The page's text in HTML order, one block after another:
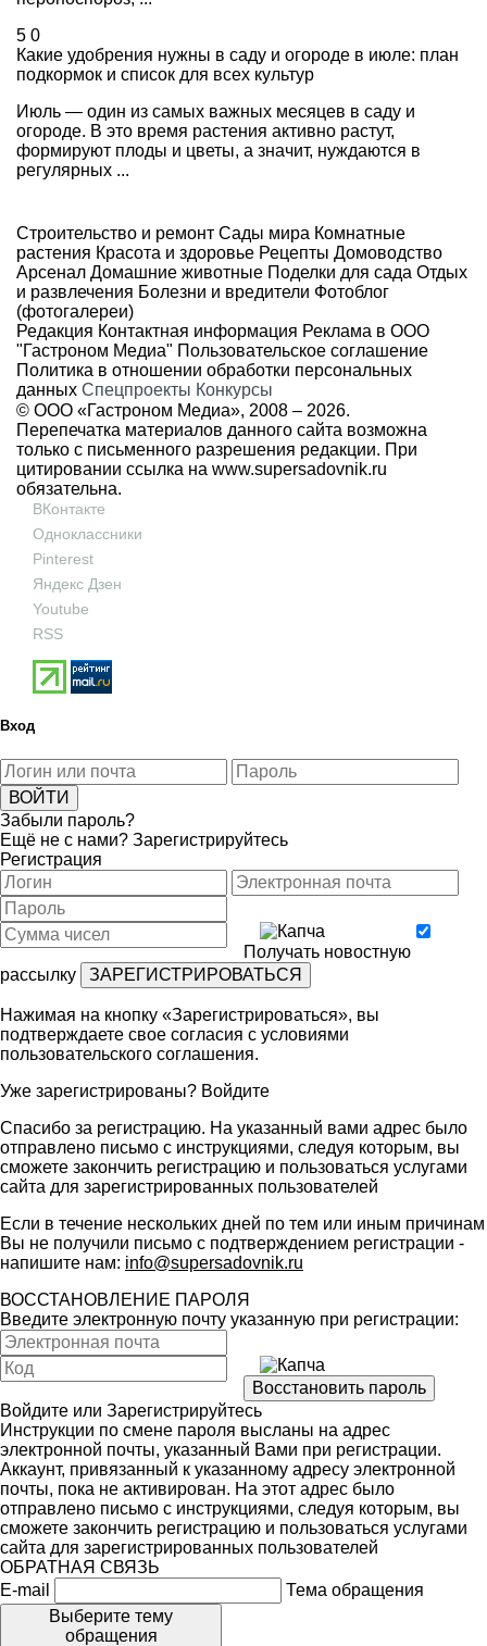
5 0
Какие удобрения нужны в саду и огороде в июле: план
подкормок и список для всех культур
Июль — один из самых важных месяцев в саду и
огороде. В это время растения активно растут,
формируют плоды и цветы, а значит, нуждаются в
регулярных ...
Строительство и ремонт Сады мира Комнатные
растения Красота и здоровье Рецепты Домоводство
Арсенал Домашние животные Поделки для сада Отдых
и развлечения Болезни и вредители Фотоблог
(фотогалереи)
Редакция Контактная информация Реклама в ООО
"Гастроном Медиа" Пользовательское соглашение
Политика в отношении обработки персональных
данных Спецпроекты Конкурсы
© ООО «Гастроном Медиа», 2008 – 2026.
Перепечатка материалов данного сайта возможна
только с письменного разрешения редакции. При
цитировании ссылка на www.supersadovnik.ru
обязательна.
ВКонтакте
Одноклассники
Pinterest
Яндекс Дзен
Youtube
RSS
Вход
Забыли пароль?
Ещё не с нами? Зарегистрируйтесь
Регистрация
Получать новостную
рассылку
Нажимая на кнопку «Зарегистрироваться», вы
подтверждаете свое согласия с условиями
пользовательского соглашения.
Уже зарегистрированы? Войдите
Спасибо за регистрацию. На указанный вами адрес было
отправлено письмо с инструкциями, следуя которым, вы
сможете закончить регистрацию и пользоваться услугами
сайта для зарегистрированных пользователей
Если в течение нескольких дней по тем или иным причинам
Вы не получили письмо с подтверждением регистрации -
напишите нам: info@supersadovnik.ru
ВОССТАНОВЛЕНИЕ ПАРОЛЯ
Введите электронную почту указанную при регистрации:
Войдите или Зарегистрируйтесь
Инструкции по смене пароля высланы на адрес
электронной почты, указанный Вами при регистрации.
Аккаунт, привязанный к указанному адресу электронной
почты, пока не активирован. На этот адрес было
отправлено письмо с инструкциями, следуя которым, вы
сможете закончить регистрацию и пользоваться услугами
сайта для зарегистрированных пользователей
ОБРАТНАЯ СВЯЗЬ
E-mail
Тема обращения
Выберите тему
обращения